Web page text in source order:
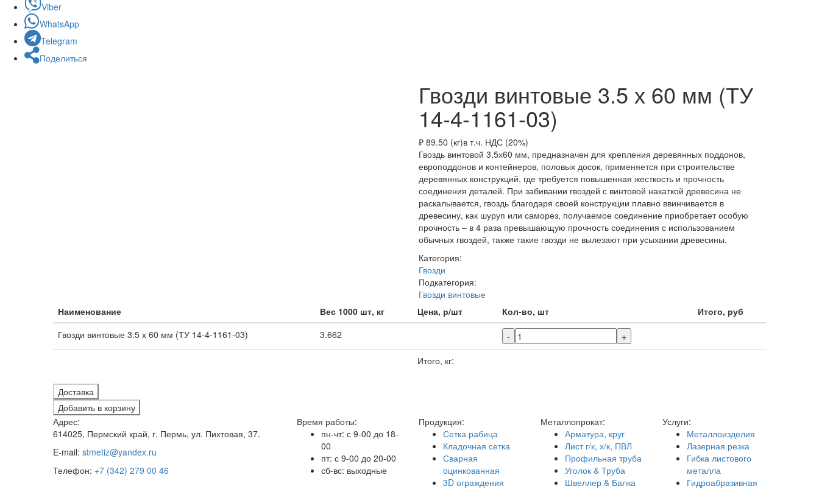
Viber
WhatsApp
Telegram
Поделиться
Гвозди винтовые 3.5 х 60 мм (ТУ
14-4-1161-03)
₽ 89.50 (кг)в т.ч. НДС (20%)
Гвоздь винтовой 3,5х60 мм, предназначен для крепления деревянных поддонов,
европоддонов и контейнеров, половых досок, применяется при строительстве
деревянных конструкций, где требуется повышенная жесткость и прочность
соединения деталей. При забивании гвоздей с винтовой накаткой древесина не
раскалывается, гвоздь благодаря своей конструкции плавно ввинчивается в
древесину, как шуруп или саморез, получаемое соединение приобретает особую
прочность – в 4 раза превышающую прочность соединения с использованием
обычных гвоздей, также такие гвозди не вылезают при усыхании древесины.
Категория:
Гвозди
Подкатегория:
Гвозди винтовые
Наименование
Вес 1000 шт, кг Цена, р/шт Кол-во, шт
Итого, руб
Гвозди винтовые 3.5 х 60 мм (ТУ 14-4-1161-03)
3.662 -
+
Итого, кг:
Доставка
Добавить в корзину
Адрес:
614025, Пермский край, г. Пермь, ул. Пихтовая, 37.
E-mail: stmetiz@yandex.ru
Телефон: +7 (342) 279 00 46
Время работы:
пн-чт: с 9-00 до 18-
00
пт: с 9-00 до 20-00
сб-вс: выходные
Продукция:
Сетка рабица
Кладочная сетка
Сварная
оцинкованная
3D ограждения
Металлопрокат:
Арматура, круг
Лист г/к, х/к, ПВЛ
Профильная труба
Уголок & Труба
Швеллер & Балка
Услуги:
Металлоизделия
Лазерная резка
Гибка листового
металла
Гидроабразивная